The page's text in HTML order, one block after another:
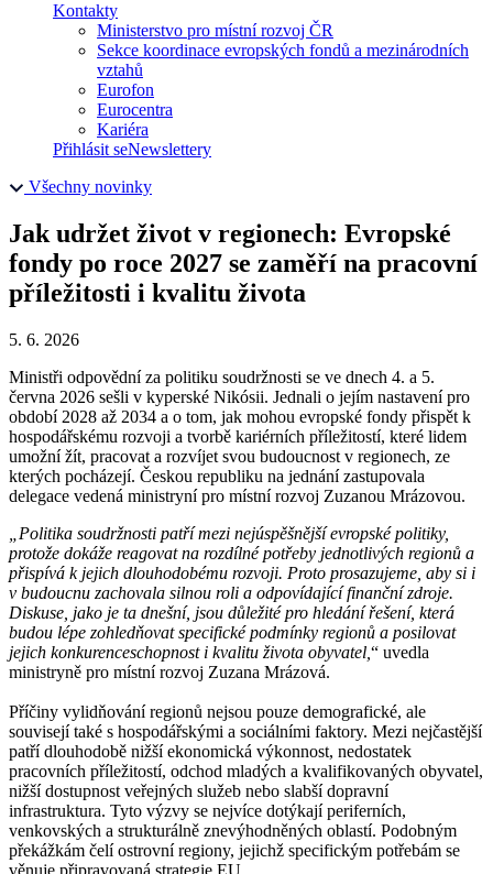
Kontakty
Ministerstvo pro místní rozvoj ČR
Sekce koordinace evropských fondů a mezinárodních
vztahů
Eurofon
Eurocentra
Kariéra
Přihlásit seNewslettery
Všechny novinky
Jak udržet život v regionech: Evropské
fondy po roce 2027 se zaměří na pracovní
příležitosti i kvalitu života
5. 6. 2026
Ministři odpovědní za politiku soudržnosti se ve dnech 4. a 5.
června 2026 sešli v kyperské Nikósii. Jednali o jejím nastavení pro
období 2028 až 2034 a o tom, jak mohou evropské fondy přispět k
hospodářskému rozvoji a tvorbě kariérních příležitostí, které lidem
umožní žít, pracovat a rozvíjet svou budoucnost v regionech, ze
kterých pocházejí. Českou republiku na jednání zastupovala
delegace vedená ministryní pro místní rozvoj Zuzanou Mrázovou.
„Politika soudržnosti patří mezi nejúspěšnější evropské politiky,
protože dokáže reagovat na rozdílné potřeby jednotlivých regionů a
přispívá k jejich dlouhodobému rozvoji. Proto prosazujeme, aby si i
v budoucnu zachovala silnou roli a odpovídající finanční zdroje.
Diskuse, jako je ta dnešní, jsou důležité pro hledání řešení, která
budou lépe zohledňovat specifické podmínky regionů a posilovat
jejich konkurenceschopnost i kvalitu života obyvatel, “ uvedla
ministryně pro místní rozvoj Zuzana Mrázová.
Příčiny vylidňování regionů nejsou pouze demografické, ale
souvisejí také s hospodářskými a sociálními faktory. Mezi nejčastější
patří dlouhodobě nižší ekonomická výkonnost, nedostatek
pracovních příležitostí, odchod mladých a kvalifikovaných obyvatel,
nižší dostupnost veřejných služeb nebo slabší dopravní
infrastruktura. Tyto výzvy se nejvíce dotýkají periferních,
venkovských a strukturálně znevýhodněných oblastí. Podobným
překážkám čelí ostrovní regiony, jejichž specifickým potřebám se
věnuje připravovaná strategie EU.